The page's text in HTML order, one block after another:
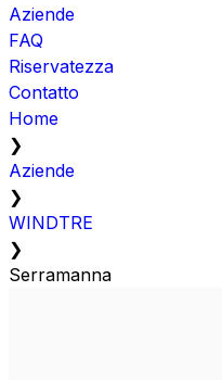
Aziende
FAQ
Riservatezza
Contatto
Home
❯
Aziende
❯
WINDTRE
❯
Serramanna